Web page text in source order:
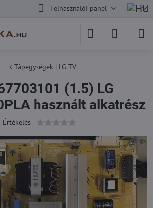
Felhasználói panel
Tápegységek | LG TV
(1.5) LG
használt alkatrész
Értékelés